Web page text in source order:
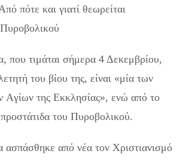
πότε και γιατί θεωρείται
που τιμάται σήμερα 4 Δεκεμβρίου,
του βίου της, είναι «μία των
Aγίων της Eκκλησίας», ενώ από το
του Πυροβολικού.
από νέα τον Χριστιανισμό